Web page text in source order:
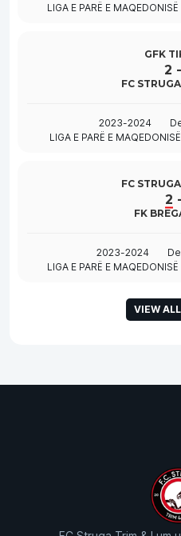
LIGA E PARË E MAQEDONISË
GFK
2 -
FC
2023-2024
LIGA E PARË E MAQEDONISË
FC
2 -
FK
2023-2024
LIGA E PARË E MAQEDONISË
VIEW